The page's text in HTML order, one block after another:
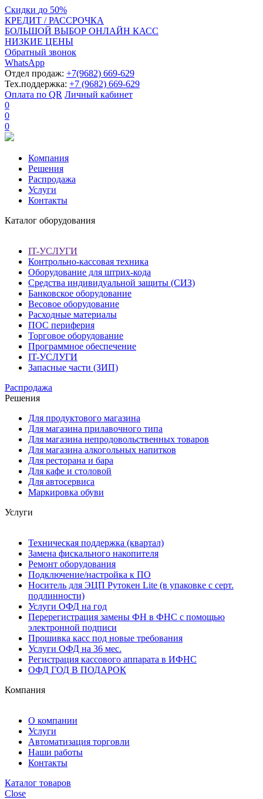
Скидки до 50%
КРЕДИТ / РАССРОЧКА
БОЛЬШОЙ ВЫБОР ОНЛАЙН КАСС
НИЗКИЕ ЦЕНЫ
Обратный звонок
WhatsApp
Отдел продаж: +7(9682) 669-629
Тех.поддержка: +7 (9682) 669-629
Оплата по QR Личный кабинет
0
0
0
Компания
Решения
Распродажа
Услуги
Контакты
Каталог оборудования
IT-УСЛУГИ
Контрольно-кассовая техника
Оборудование для штрих-кода
Средства индивидуальной защиты (СИЗ)
Банковское оборудование
Весовое оборудование
Расходные материалы
ПОС периферия
Торговое оборудование
Программное обеспечение
IT-УСЛУГИ
Запасные части (ЗИП)
Распродажа
Решения
Для продуктового магазина
Для магазина прилавочного типа
Для магазина непродовольственных товаров
Для магазина алкогольных напитков
Для ресторана и бара
Для кафе и столовой
Для автосервиса
Маркировка обуви
Услуги
Техническая поддержка (квартал)
Замена фискального накопителя
Ремонт оборудования
Подключение/настройка к ПО
Носитель для ЭЦП Рутокен Lite (в упаковке с серт.
подлинности)
Услуги ОФД на год
Перерегистрация замены ФН в ФНС с помощью
электронной подписи
Прошивка касс под новые требования
Услуги ОФД на 36 мес.
Регистрация кассового аппарата в ИФНС
ОФД ГОД В ПОДАРОК
Компания
О компании
Услуги
Автоматизация торговли
Наши работы
Контакты
Каталог товаров
Close